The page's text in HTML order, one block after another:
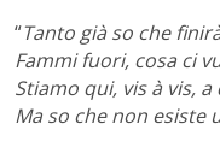
“Tanto già so chе
Fammi fuori, cosa ci
Stiamo qui, vis à vis,
Ma so che non esiste